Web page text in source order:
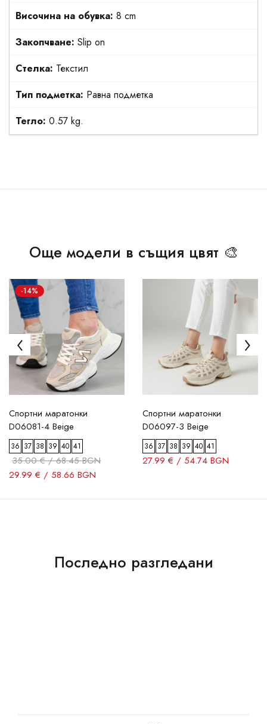
Височина на обувка: 8 cm
Закопчване: Slip on
Стелка: Текстил
Тип подметка: Равна подметка
Тегло: 0.57 kg.
Още модели в същия цвят 🎨
-14%
Спортни маратонки
D06081-4 Beige
36 37 38 39 40 41
35.00 € / 68.45 BGN
29.99 € / 58.66 BGN
Спортни маратонки
D06097-3 Beige
36 37 38 39 40 41
27.99 € / 54.74 BGN
Последно разгледани